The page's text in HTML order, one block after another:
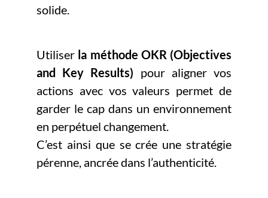
solide.
Utiliser la méthode OKR (Objectives
and Key Results) pour aligner vos
actions avec vos valeurs permet de
garder le cap dans un environnement
en perpétuel changement.
C’est ainsi que se crée une stratégie
pérenne, ancrée dans l’authenticité.